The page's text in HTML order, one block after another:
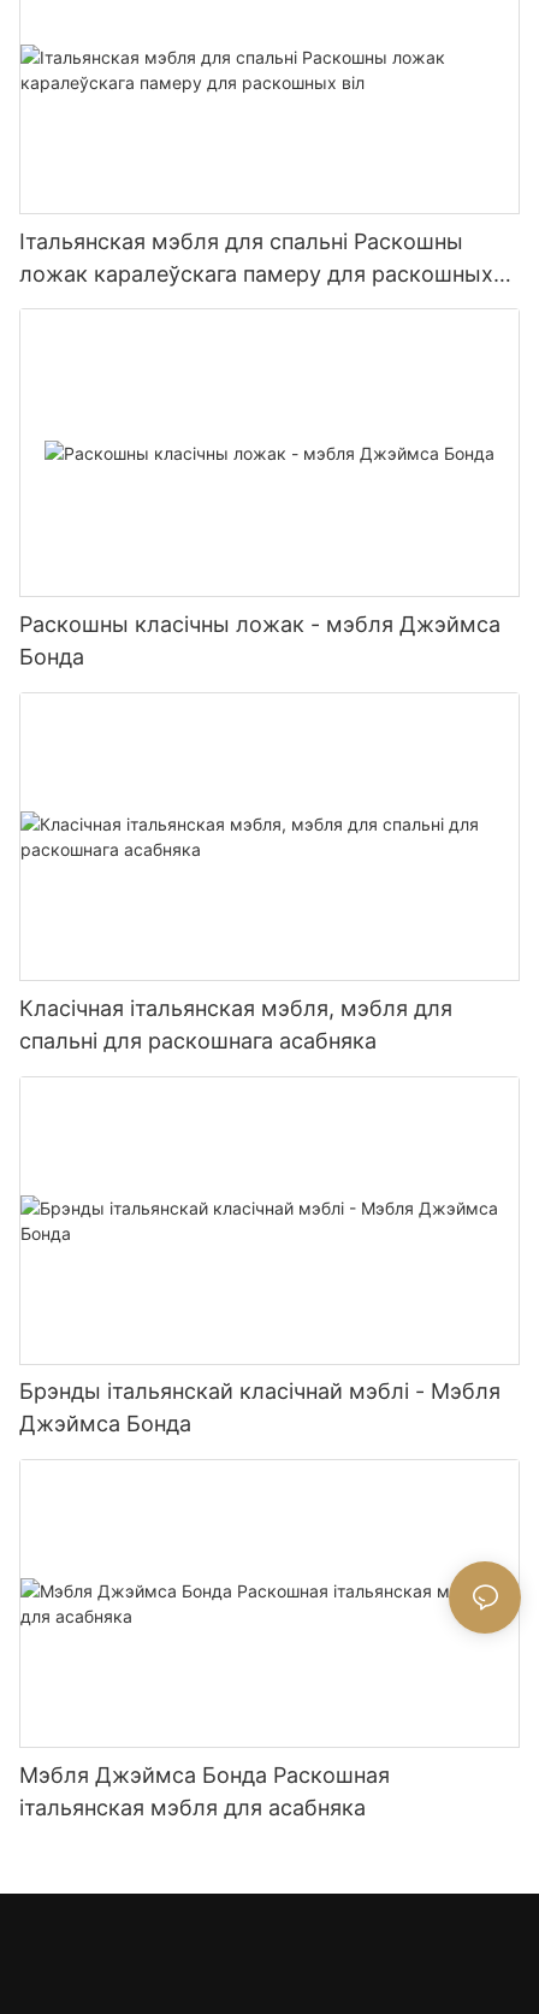
Італьянская мэбля для спальні Раскошны
ложак каралеўскага памеру для раскошных
віл
Раскошны класічны ложак - мэбля Джэймса
Бонда
Класічная італьянская мэбля, мэбля для
спальні для раскошнага асабняка
Брэнды італьянскай класічнай мэблі - Мэбля
Джэймса Бонда
Мэбля Джэймса Бонда Раскошная
італьянская мэбля для асабняка